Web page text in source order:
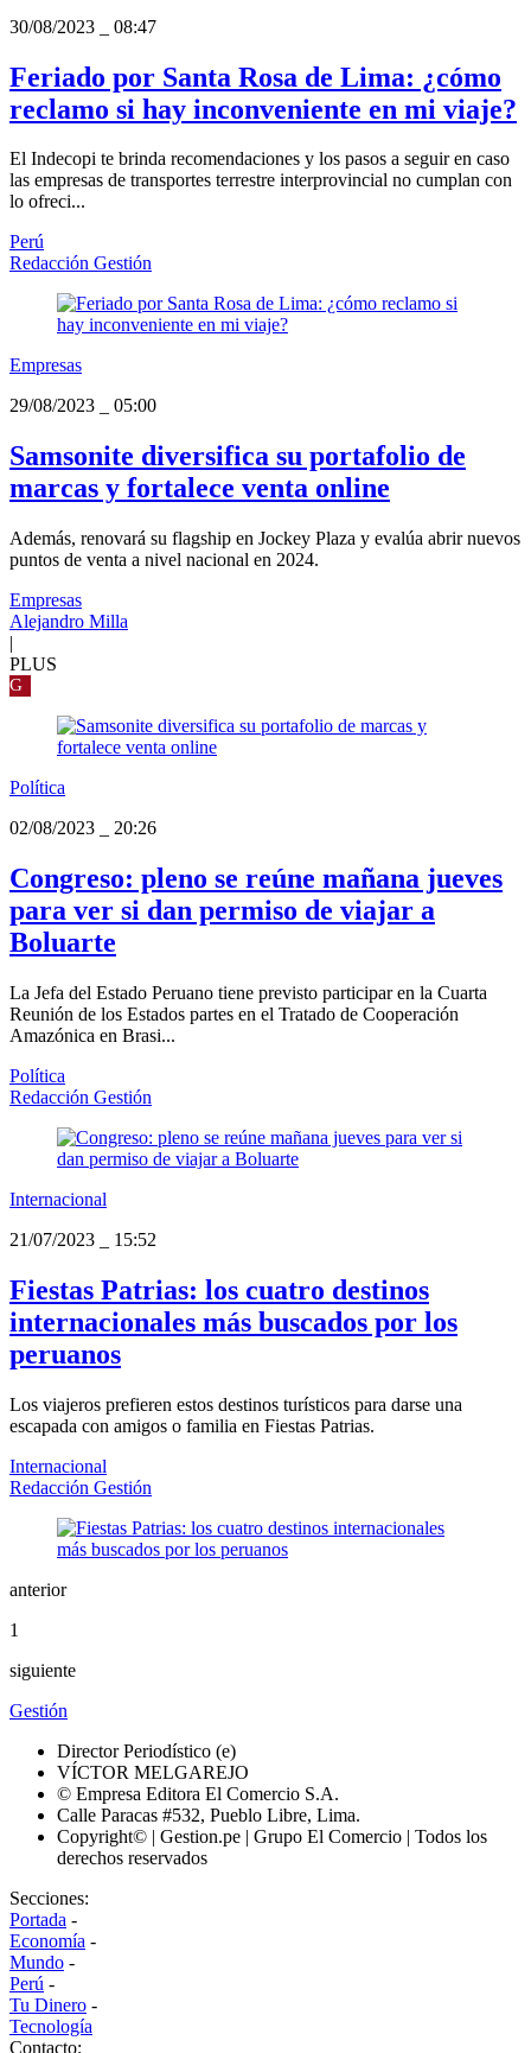
30/08/2023
08:47
Feriado por Santa Rosa de Lima: ¿cómo
reclamo si hay inconveniente en mi viaje?
El Indecopi te brinda recomendaciones y los pasos a seguir en caso
las empresas de transportes terrestre interprovincial no cumplan con
lo ofreci...
Perú
Redacción Gestión
Empresas
29/08/2023
05:00
Samsonite diversifica su portafolio de
marcas y fortalece venta online
Además, renovará su flagship en Jockey Plaza y evalúa abrir nuevos
puntos de venta a nivel nacional en 2024.
Empresas
Alejandro Milla
|
PLUS
G
Política
02/08/2023
20:26
Congreso: pleno se reúne mañana jueves
para ver si dan permiso de viajar a
Boluarte
La Jefa del Estado Peruano tiene previsto participar en la Cuarta
Reunión de los Estados partes en el Tratado de Cooperación
Amazónica en Brasi...
Política
Redacción Gestión
Internacional
21/07/2023
15:52
Fiestas Patrias: los cuatro destinos
internacionales más buscados por los
peruanos
Los viajeros prefieren estos destinos turísticos para darse una
escapada con amigos o familia en Fiestas Patrias.
Internacional
Redacción Gestión
anterior
1
siguiente
Gestión
Director Periodístico (e)
VÍCTOR MELGAREJO
© Empresa Editora El Comercio S.A.
Calle Paracas #532, Pueblo Libre, Lima.
Copyright© | Gestion.pe | Grupo El Comercio | Todos los
derechos reservados
Secciones:
Portada -
Economía -
Mundo -
Perú -
Tu Dinero -
Tecnología
Contacto: